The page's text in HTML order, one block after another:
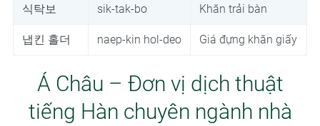
식탁보 sik-tak-bo Khăn trải bàn
냅킨 홀더 naep-kin hol-deo Giá đựng khăn giấy
Á Châu – Đơn vị dịch thuật
tiếng Hàn chuyên ngành nhà